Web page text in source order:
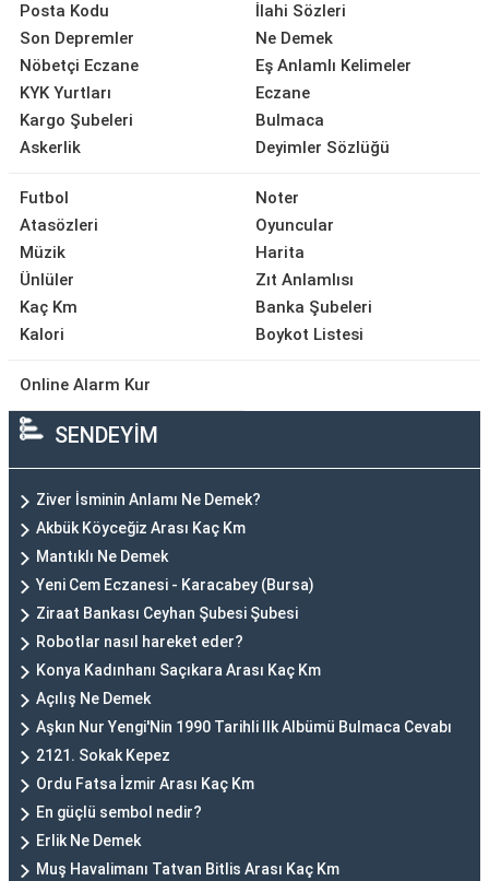
Posta Kodu
Son Depremler
Nöbetçi Eczane
KYK Yurtları
Kargo Şubeleri
Askerlik
İlahi Sözleri
Ne Demek
Eş Anlamlı Kelimeler
Eczane
Bulmaca
Deyimler Sözlüğü
Futbol
Atasözleri
Müzik
Ünlüler
Kaç Km
Kalori
Noter
Oyuncular
Harita
Zıt Anlamlısı
Banka Şubeleri
Boykot Listesi
Online Alarm Kur
SENDEYİM
Ziver İsminin Anlamı Ne Demek?
Akbük Köyceğiz Arası Kaç Km
Mantıklı Ne Demek
Yeni Cem Eczanesi - Karacabey (Bursa)
Ziraat Bankası Ceyhan Şubesi Şubesi
Robotlar nasıl hareket eder?
Konya Kadınhanı Saçıkara Arası Kaç Km
Açılış Ne Demek
Aşkın Nur Yengi'Nin 1990 Tarihli Ilk Albümü Bulmaca Cevabı
2121. Sokak Kepez
Ordu Fatsa İzmir Arası Kaç Km
En güçlü sembol nedir?
Erlik Ne Demek
Muş Havalimanı Tatvan Bitlis Arası Kaç Km